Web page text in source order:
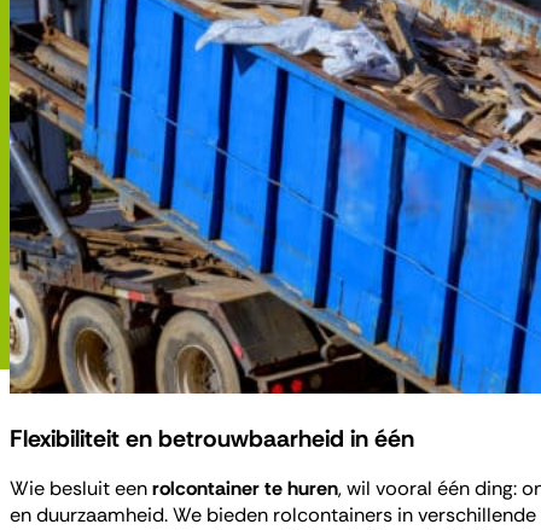
Flexibiliteit en betrouwbaarheid in één
Wie besluit eenrolcontainer te huren, wil vooral één ding:
en duurzaamheid. We bieden rolcontainers in